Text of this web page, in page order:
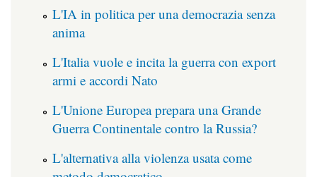
L'IA in politica per una democrazia senza
anima
L'Italia vuole e incita la guerra con export
armi e accordi Nato
L'Unione Europea prepara una Grande
Guerra Continentale contro la Russia?
L'alternativa alla violenza usata come